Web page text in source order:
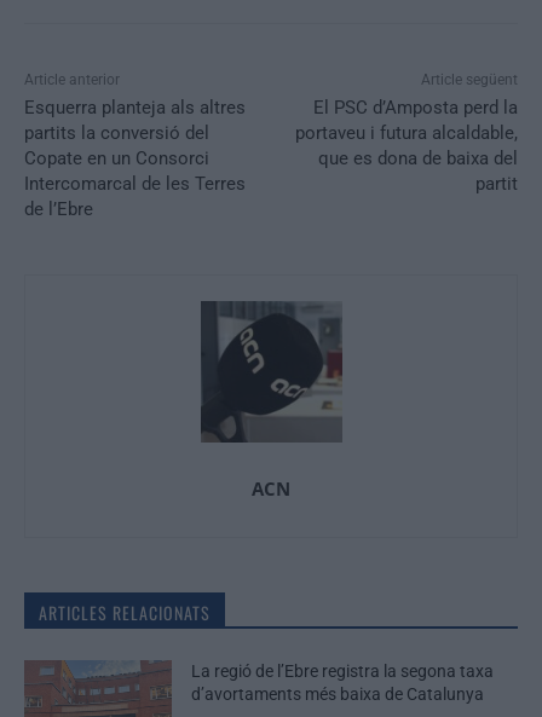
Article anterior
Esquerra planteja als altres
partits la conversió del
Copate en un Consorci
Intercomarcal de les Terres
de l’Ebre
Article següent
El PSC d’Amposta perd la
portaveu i futura alcaldable,
que es dona de baixa del
partit
ACN
ARTICLES RELACIONATS
La regió de l’Ebre registra la segona taxa
d’avortaments més baixa de Catalunya